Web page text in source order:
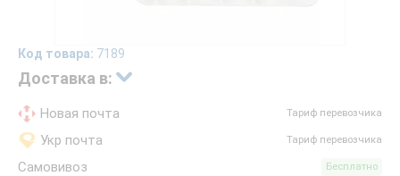
Код товара: 7189
Доставка в:
Новая почта Тариф перевозчика
Укр почта Тариф перевозчика
Самовивоз Бесплатно